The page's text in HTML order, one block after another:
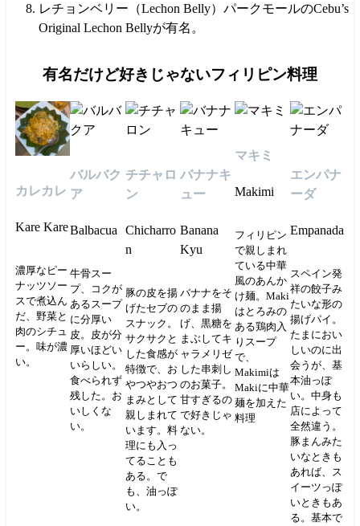
レチョンベリー（Lechon Belly）パークモールのCebu’s
Original Lechon Bellyが有名。
有名だけど好きじゃないフィリピン料理
カレカレ
Kare Kare
濃厚なピー
ナッツソー
スで煮込ん
だ、野菜と
肉のシチュ
ー。味が濃
い。
バルバク
ア
Balbacua
牛骨スー
プ、コクが
あるスープ
に分厚い
皮。皮が分
厚いほどい
いらしい。
食べられず
残した。お
いしくな
い。
チチャロ
ン
Chicharro
n
豚の皮を揚
げたセブの
スナック。
サクサクと
した食感が
特徴で、お
やつやおつ
まみとして
親しまれて
います。料
理にも入っ
てることも
ある。で
も、油っぽ
い。
バナナキ
ュー
Banana
Kyu
バナナをそ
のまま揚
げ、黒糖を
まぶしてキ
ャラメリゼ
した串刺し
のお菓子。
甘すぎるの
で好きじゃ
ない。
マキミ
Makimi
フィリピン
で親しまれ
ている中華
風のあんか
け麺。Maki
はとろみの
ある鶏肉入
りスープ
で、
Makimiは
Makiに中華
麺を加えた
料理
エンパナ
ーダ
Empanada
スペイン発
祥の餃子み
たいな形の
揚げパイ。
たまにおい
しいのに出
会うが、基
本油っぽ
い。中身も
店によって
全然違う。
豚まんみた
いなときも
あれば、ス
イーツっぽ
いときもあ
る。基本で